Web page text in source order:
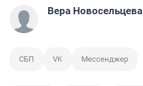
Вера Новосельцева
СБП VK Мессенджер